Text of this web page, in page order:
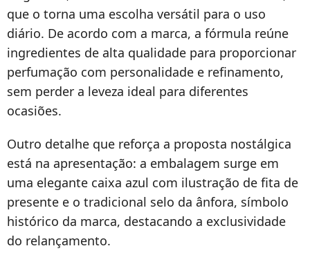
que o torna uma escolha versátil para o uso
diário. De acordo com a marca, a fórmula reúne
ingredientes de alta qualidade para proporcionar
perfumação com personalidade e refinamento,
sem perder a leveza ideal para diferentes
ocasiões.
Outro detalhe que reforça a proposta nostálgica
está na apresentação: a embalagem surge em
uma elegante caixa azul com ilustração de fita de
presente e o tradicional selo da ânfora, símbolo
histórico da marca, destacando a exclusividade
do relançamento.